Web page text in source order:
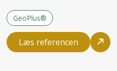
GeoPlus®
Læs referencen